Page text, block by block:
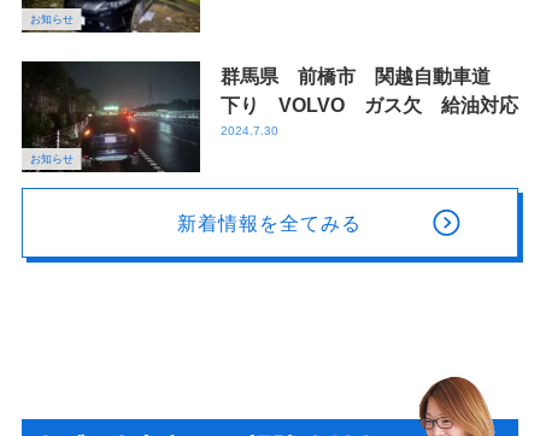
お知らせ
お知らせ
群馬県 前橋市 関越自動車道
下り VOLVO ガス欠 給油対応
2024.7.30
新着情報を全てみる